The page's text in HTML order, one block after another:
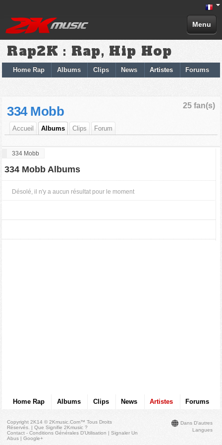
Menu
Rap2K : Rap, Hip Hop
Home Rap Albums Clips News Artistes Forums
25 fan(s)
334 Mobb
Accueil Albums Clips Forum
334 Mobb
334 Mobb Albums
Désolé, il n'y a aucun résultat pour le moment
Home Rap Albums Clips News Artistes Forums
Dans D'autres
Langues
Copyright 2K14 © 2Kmusic.com™Tous Droits
Réservés . |Que Signifie 2Kmusic ?
Contact - Conditions Générales D'Utilisation |Signaler Un
Abus |Google+